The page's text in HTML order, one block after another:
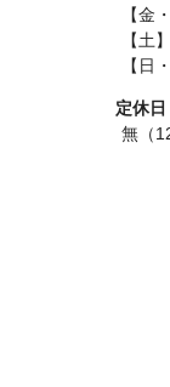
【金
【
【日
定休日
無（